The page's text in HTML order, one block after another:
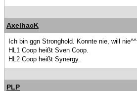
AxelhacK
Ich bin ggn Stronghold. Konnte nie, will nie^^
HL1 Coop heißt Sven Coop.
HL2 Coop heißt Synergy.
PLP